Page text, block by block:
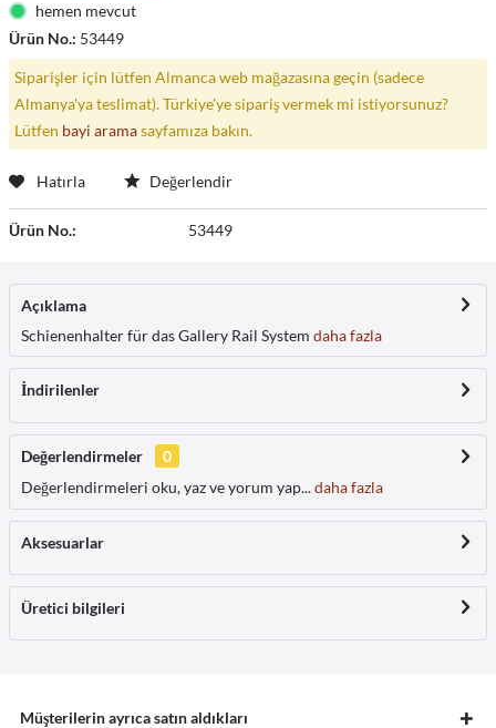
hemen mevcut
Ürün No.: 53449
Siparişler için lütfen Almanca web mağazasına geçin (sadece
Almanya'ya teslimat). Türkiye'ye sipariş vermek mi istiyorsunuz?
Lütfen bayi aramasayfamıza bakın.
Hatırla Değerlendir
Ürün No.: 53449
Açıklama
Schienenhalter für das Gallery Rail System daha fazla
İndirilenler
Değerlendirmeler
0
Değerlendirmeleri oku, yaz ve yorum yap...daha fazla
Aksesuarlar
Üretici bilgileri
Müşterilerin ayrıca satın aldıkları